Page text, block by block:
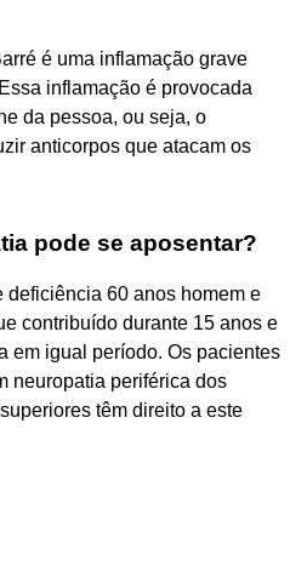
é uma inflamação grave
inflamação é provocada
da pessoa, ou seja, o
anticorpos que atacam os
pode se aposentar?
deficiência 60 anos homem e
contribuído durante 15 anos e
em igual período. Os pacientes
neuropatia periférica dos
têm direito a este